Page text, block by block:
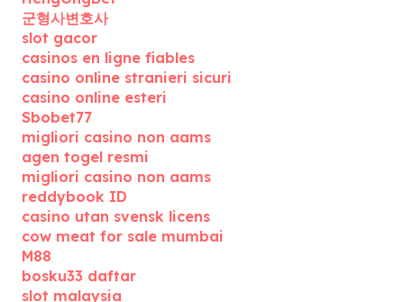
군형사변호사
slot gacor
casinos en ligne fiables
casino online stranieri sicuri
casino online esteri
Sbobet77
migliori casino non aams
agen togel resmi
migliori casino non aams
reddybook ID
casino utan svensk licens
cow meat for sale mumbai
M88
bosku33 daftar
slot malaysia